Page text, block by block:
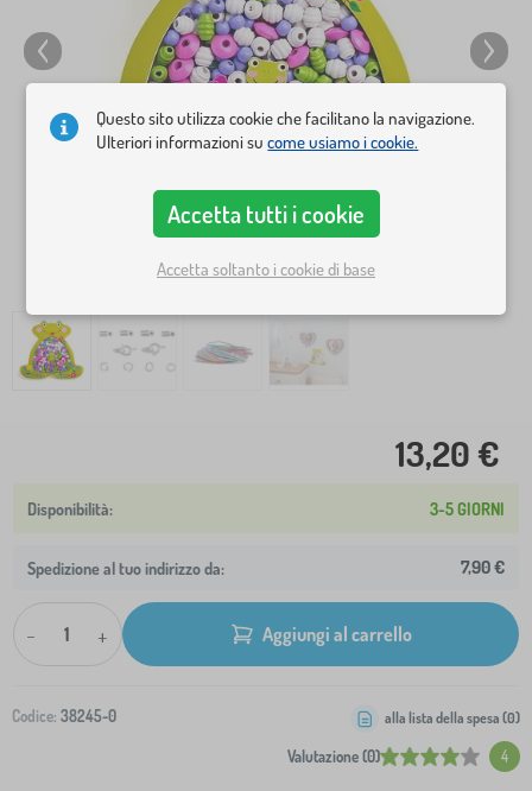
13,20 €
3-5 GIORNI
Spedizione al tuo indirizzo da: 7,90 €
- + Aggiungi al carrello
Codice: 38245-0
Valutazione (0) 4
alla lista della spesa (0)
Questo sito utilizza cookie che facilitano la navigazione.
Ulteriori informazioni sucome usiamo i cookie.
Accetta tutti i cookie
Accetta soltanto i cookie di base